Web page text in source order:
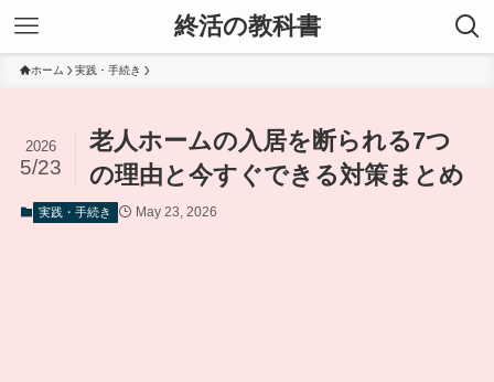
終活の教科書
ホーム 実践・手続き
老人ホームの入居を断られる7つ
の理由と今すぐできる対策まとめ
2026
5/23
実践・手続き May 23, 2026